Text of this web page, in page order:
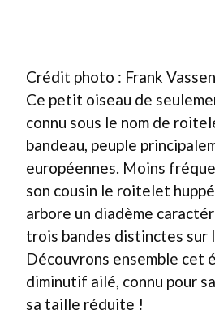
Crédit photo : Frank Vassen
Ce petit oiseau de
connu sous le nom de
bandeau, peuple
européennes. Moins
son cousin le roitelet
arbore un diadème
trois bandes distinctes sur
Découvrons ensemble cet
diminutif ailé, connu pour
sa taille réduite !